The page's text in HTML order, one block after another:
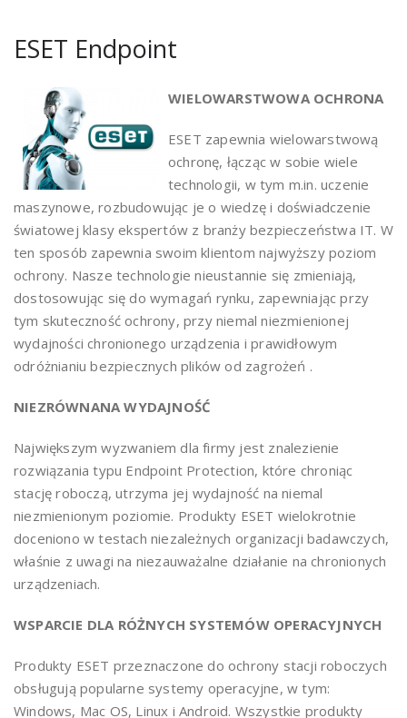
ESET Endpoint
WIELOWARSTWOWA OCHRONA
ESET zapewnia wielowarstwową
ochronę, łącząc w sobie wiele
technologii, w tym m.in. uczenie
maszynowe, rozbudowując je o wiedzę i doświadczenie
światowej klasy ekspertów z branży bezpieczeństwa IT. W
ten sposób zapewnia swoim klientom najwyższy poziom
ochrony. Nasze technologie nieustannie się zmieniają,
dostosowując się do wymagań rynku, zapewniając przy
tym skuteczność ochrony, przy niemal niezmienionej
wydajności chronionego urządzenia i prawidłowym
odróżnianiu bezpiecznych plików od zagrożeń .
NIEZRÓWNANA WYDAJNOŚĆ
Największym wyzwaniem dla firmy jest znalezienie
rozwiązania typu Endpoint Protection, które chroniąc
stację roboczą, utrzyma jej wydajność na niemal
niezmienionym poziomie. Produkty ESET wielokrotnie
doceniono w testach niezależnych organizacji badawczych,
właśnie z uwagi na niezauważalne działanie na chronionych
urządzeniach.
WSPARCIE DLA RÓŻNYCH SYSTEMÓW OPERACYJNYCH
Produkty ESET przeznaczone do ochrony stacji roboczych
obsługują popularne systemy operacyjne, w tym:
Windows, Mac OS, Linux i Android. Wszystkie produkty